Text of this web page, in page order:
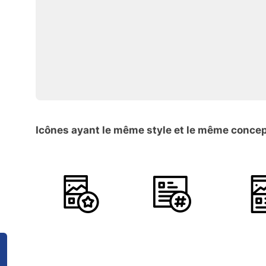
Icônes ayant le même style et le même